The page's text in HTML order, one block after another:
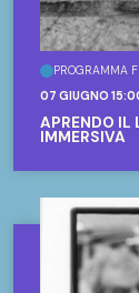
PROGRAMMA
07 GIUGNO
APRENDO IL
IMMERSIVA